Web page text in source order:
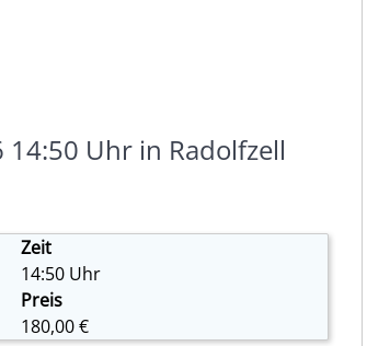
Uhr in Radolfzell
Zeit
14:50 Uhr
Preis
180,00 €